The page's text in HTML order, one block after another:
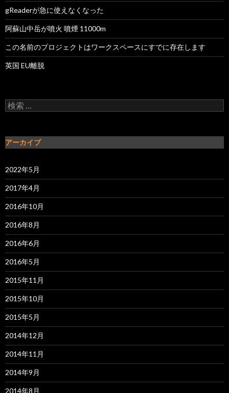
gReaderが急に使えなくなった
阿蘇山中岳が噴火 噴煙 11000m
この名前のプロジェクトはワークスペースにすでに存在します
英国 EU離脱
検索:
アーカイブ
2022年5月
2017年4月
2016年10月
2016年8月
2016年6月
2016年5月
2015年11月
2015年10月
2015年5月
2014年12月
2014年11月
2014年9月
2014年8月